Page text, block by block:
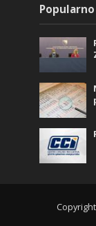
Popularno